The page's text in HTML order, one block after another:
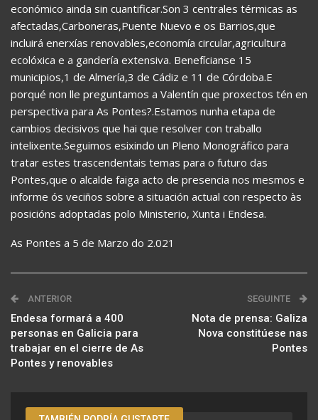
económico ainda sin cuantificar.Son 3 centrales térmicas as
afectadas,Carboneras,Puente Nuevo e os Barrios,que
incluirá enerxías renovables,economía circular,agricultura
ecolóxica e a gandería extensiva. Benefícianse 15
municipios,1 de Almería,3 de Cádiz e 11 de Córdoba.E
porqué non lle preguntamos a Valentín que proxectos tén en
perspectiva para As Pontes?.Estamos nunha etapa de
cambios decisivos que hai que resolver con traballo
intelixente.Seguimos esixindo un Pleno Monográfico para
tratar estes trascendentais temas para o futuro das
Pontes,que o alcalde faiga acto de presencia nos mesmos e
informe ós veciños sobre a situación actual con respecto às
posicións adoptadas polo Ministerio, Xunta i Endesa.
As Pontes a 5 de Marzo do 2.021
ANTERIOR
Endesa formará a 400
personas en Galicia para
trabajar en el cierre de As
Pontes y renovables
SEGUINTE
Nota de prensa: Galiza
Nova constitúese nas
Pontes